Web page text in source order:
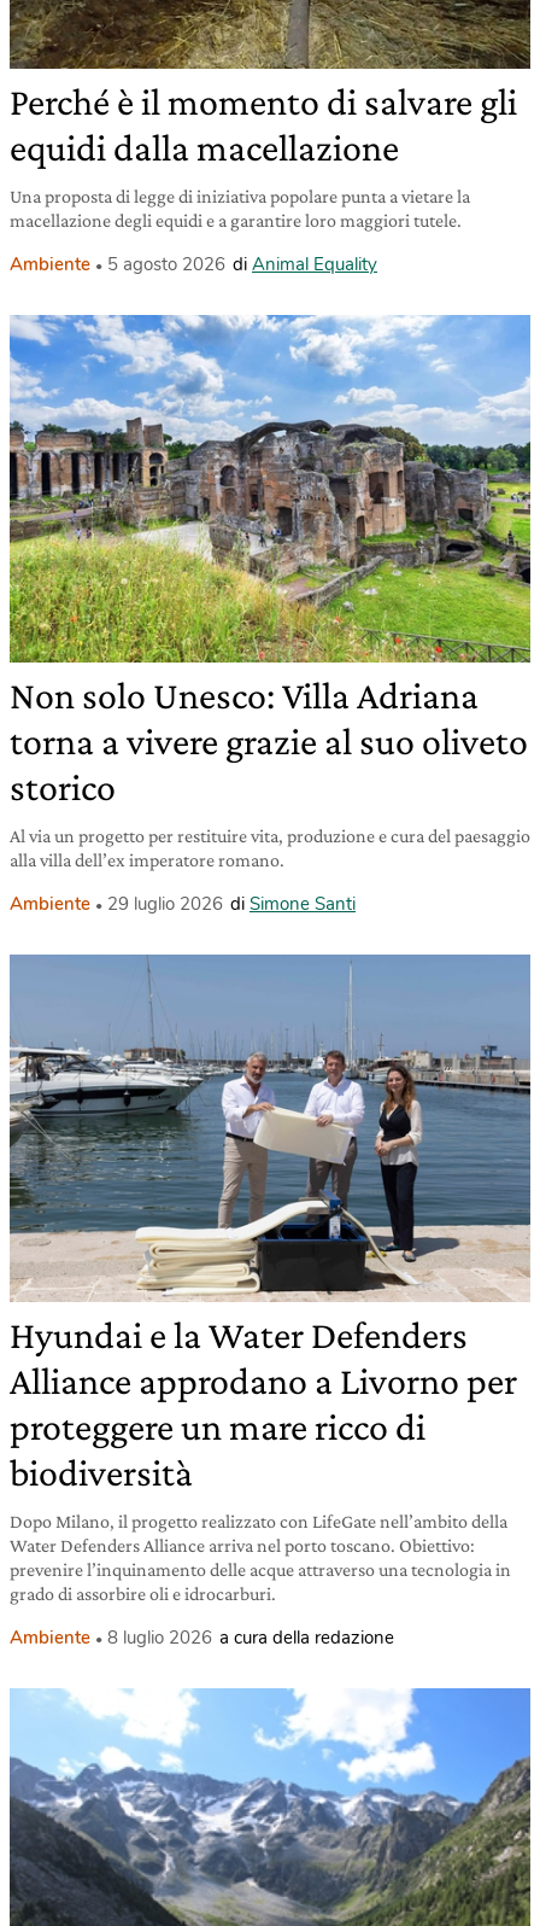
Perché è il momento di salvare gli
equidi dalla macellazione
Una proposta di legge di iniziativa popolare punta a vietare la
macellazione degli equidi e a garantire loro maggiori tutele.
Ambiente 5 agosto 2026 di Animal Equality
Non solo Unesco: Villa Adriana
torna a vivere grazie al suo oliveto
storico
Al via un progetto per restituire vita, produzione e cura del paesaggio
alla villa dell’ex imperatore romano.
Ambiente 29 luglio 2026 di Simone Santi
Hyundai e la Water Defenders
Alliance approdano a Livorno per
proteggere un mare ricco di
biodiversità
Dopo Milano, il progetto realizzato con LifeGate nell’ambito della
Water Defenders Alliance arriva nel porto toscano. Obiettivo:
prevenire l’inquinamento delle acque attraverso una tecnologia in
grado di assorbire oli e idrocarburi.
Ambiente 8 luglio 2026 a cura della redazione